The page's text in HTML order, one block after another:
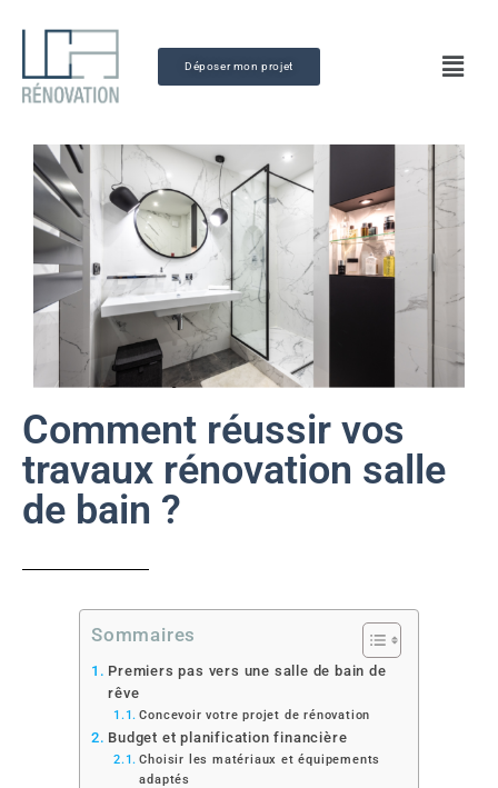
Déposer mon projet
Comment réussir vos
travaux rénovation salle
de bain ?
Sommaires
Premiers pas vers une salle de bain de
rêve
Concevoir votre projet de rénovation
Budget et planification financière
Choisir les matériaux et équipements
adaptés